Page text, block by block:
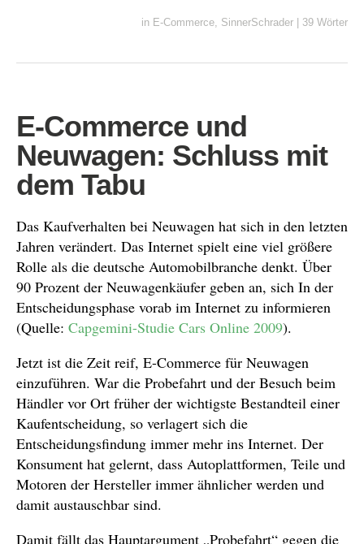
in E-Commerce SinnerSchrader | 39 Wörter
E-Commerce und
Neuwagen: Schluss mit
dem Tabu
Das Kaufverhalten bei Neuwagen hat sich in den letzten
Jahren verändert. Das Internet spielt eine viel größere
Rolle als die deutsche Automobilbranche denkt. Über
90 Prozent der Neuwagenkäufer geben an, sich In der
Entscheidungsphase vorab im Internet zu informieren
(Quelle: Capgemini-Studie Cars Online 2009).
Jetzt ist die Zeit reif, E-Commerce für Neuwagen
einzuführen. War die Probefahrt und der Besuch beim
Händler vor Ort früher der wichtigste Bestandteil einer
Kaufentscheidung, so verlagert sich die
Entscheidungsfindung immer mehr ins Internet. Der
Konsument hat gelernt, dass Autoplattformen, Teile und
Motoren der Hersteller immer ähnlicher werden und
damit austauschbar sind.
Damit fällt das Hauptargument „Probefahrt“ gegen die